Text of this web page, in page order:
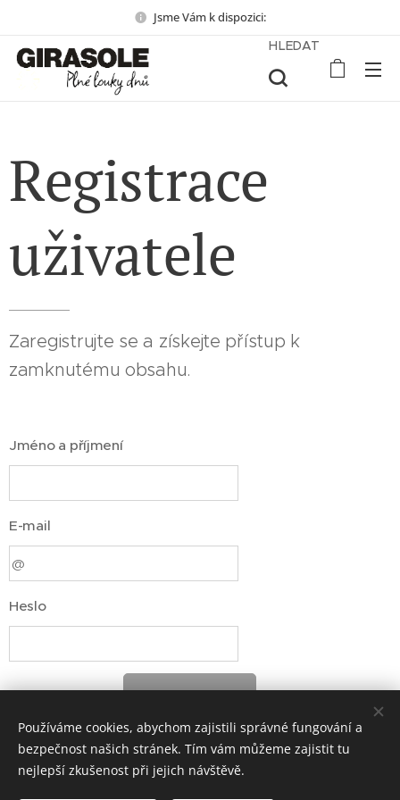
Jsme Vám k dispozici:
HLEDAT
Registrace
uživatele
Zaregistrujte se a získejte přístup k
zamknutému obsahu.
Jméno a příjmení
E-mail
Heslo
Používáme cookies, abychom zajistili správné fungování a
bezpečnost našich stránek. Tím vám můžeme zajistit tu
nejlepší zkušenost při jejich návštěvě.